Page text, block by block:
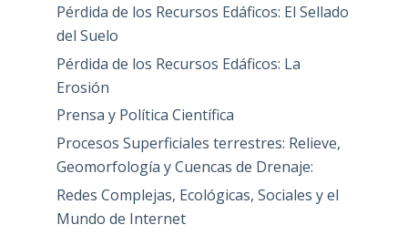
Pérdida de los Recursos Edáficos: El Sellado
del Suelo
Pérdida de los Recursos Edáficos: La
Erosión
Prensa y Política Científica
Procesos Superficiales terrestres: Relieve,
Geomorfología y Cuencas de Drenaje:
Redes Complejas, Ecológicas, Sociales y el
Mundo de Internet